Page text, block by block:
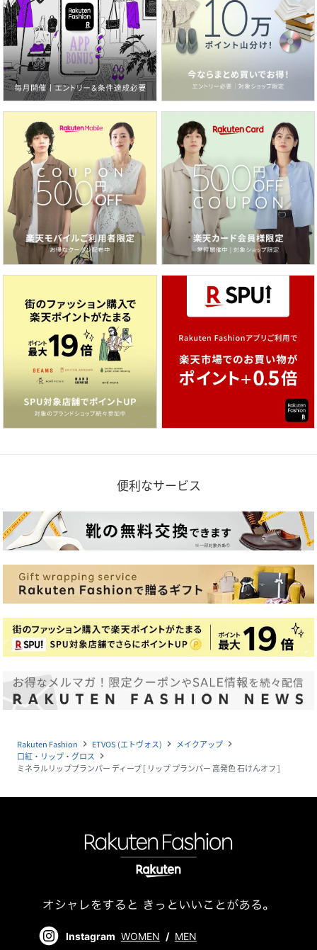
便利なサービス
Rakuten Fashion navigate_next ETVOS (エトヴォス) navigate_next メイクアップ navigate_next
口紅・リップ・グロス navigate_next
ミネラルリッププランパー ディープ [ リップ プランパー 高発色 石けんオフ ]
Instagram WOMEN / MEN